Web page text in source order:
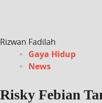
Rizwan Fadilah
Gaya Hidup
News
Risky Febian